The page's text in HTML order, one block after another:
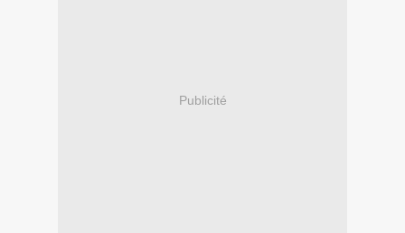
Publicité